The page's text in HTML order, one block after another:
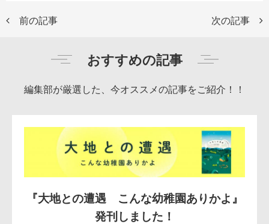
前の記事 次の記事
おすすめの記事
編集部が厳選した、今オススメの記事をご紹介！！
『大地との遭遇 こんな幼稚園ありかよ』
発刊しました！